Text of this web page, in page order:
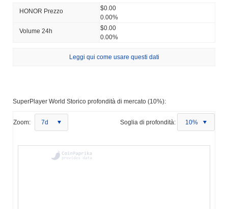
HONOR Prezzo
$0.00
0.00%
Volume 24h
$0.00
0.00%
Leggi qui come usare questi dati
SuperPlayer World Storico profondità di mercato (10%):
Zoom: 7d Soglia di profondità: 10%